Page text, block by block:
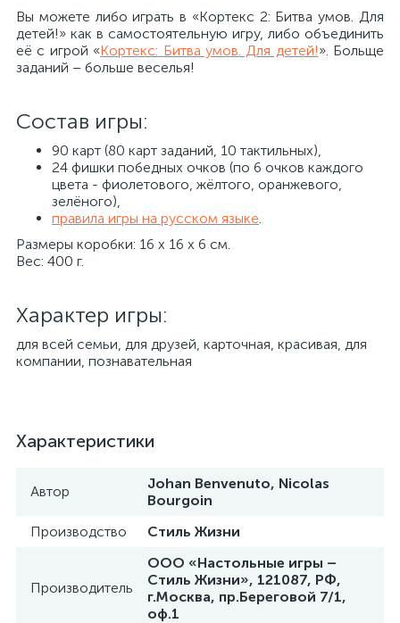
Вы можете либо играть в «Кортекс 2: Битва умов. Для
детей!» как в самостоятельную игру, либо объединить
её с игрой «Кортекс: Битва умов. Для детей!». Больще
заданий – больше веселья!
Состав игры:
90 карт (80 карт заданий, 10 тактильных),
24 фишки победных очков (по 6 очков каждого
цвета - фиолетового, жёлтого, оранжевого,
зелёного),
правила игры на русском языке.
Размеры коробки: 16 х 16 х 6 см.
Вес: 400 г.
Характер игры:
​для всей семьи, для друзей, карточная, красивая, для
компании, познавательная
Характеристики
Автор
Johan Benvenuto, Nicolas
Bourgoin
Производство
Стиль Жизни
Производитель
ООО «Настольные игры –
Стиль Жизни», 121087, РФ,
г.Москва, пр.Береговой 7/1,
оф.1